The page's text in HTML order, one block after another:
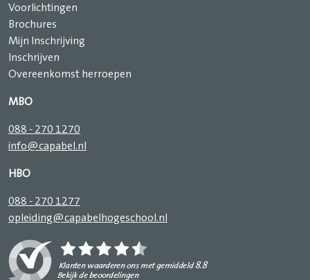
Voorlichtingen
Brochures
Mijn Inschrijving
Inschrijven
Overeenkomst herroepen
MBO
088 - 270 1270
info@capabel.nl
HBO
088 - 270 1277
opleiding@capabelhogeschool.nl